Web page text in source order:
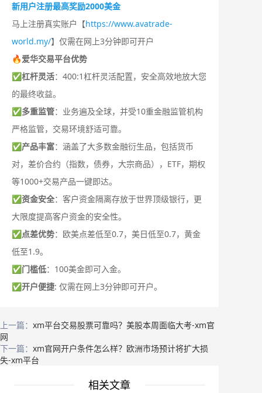
新用户注册最高奖励2000美金
马上注册真实账户【https://www.avatrade-
world.my/】仅需在网上3分钟即可开户
🔥爱华交易平台优势
✅杠杆灵活：400:1杠杆灵活配置，安全高效地放大您
的最终收益。
✅多重监管：业务遍及全球，并受10重金融监管机构
严格监管，交易环境舒适可靠。
✅产品丰富：涵盖了大多数金融衍生品，包括货币
对，差价合约（指数，债券，大宗商品），ETF，期权
等1000+交易产品一键即达。
✅资金安全：客户资金隔离存放于世界顶级银行，更
大限度提高客户资金的安全性。
✅点差优势：欧美点差低至0.7，美日低至0.7，黄金
低至1.9。
✅门槛低：100美金即可入金。
✅开户便捷: 仅需在网上3分钟即可开户。
上一篇： xm平台交易股票可靠吗？美股本周面临大考-xm官
网
下一篇： xm官网开户条件怎么样？欧洲市场预计将扩大损
失-xm平台
相关文章